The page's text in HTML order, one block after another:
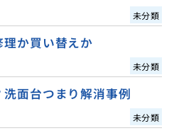
未分類
か買い替えか
未分類
面台つまり解消事例
未分類